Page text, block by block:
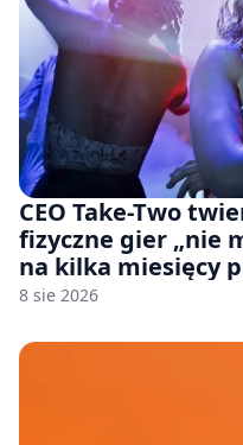
CEO Take-Two
fizyczne gier „nie
na kilka miesięcy
8 sie 2026